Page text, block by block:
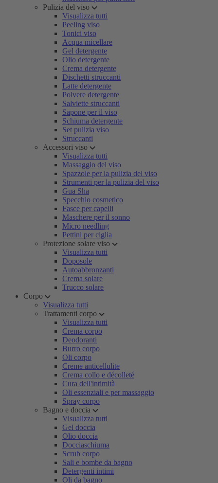
Pulizia del viso
Visualizza tutti
Peeling viso
Tonici viso
Acqua micellare
Gel detergente
Olio detergente
Crema detergente
Dischetti struccanti
Latte detergente
Polvere detergente
Salviette struccanti
Sapone per il viso
Schiuma detergente
Set pulizia viso
Struccanti
Accessori viso
Visualizza tutti
Massaggio del viso
Spazzole per la pulizia del viso
Strumenti per la pulizia del viso
Gua Sha
Specchio cosmetico
Fasce per capelli
Maschere per il sonno
Micro needling
Pettini per ciglia
Protezione solare viso
Visualizza tutti
Doposole
Autoabbronzanti
Crema solare
Trucco solare
Corpo
Visualizza tutti
Trattamenti corpo
Visualizza tutti
Crema corpo
Deodoranti
Burro corpo
Oli corpo
Creme anticellulite
Crema collo e décolleté
Cura dell'intimità
Oli essenziali e per massaggio
Spray corpo
Bagno e doccia
Visualizza tutti
Gel doccia
Olio doccia
Docciaschiuma
Scrub corpo
Sali e bombe da bagno
Detergenti intimi
Oli da bagno